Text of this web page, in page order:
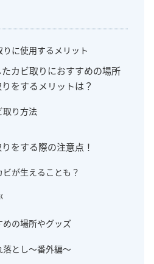
に使用するメリット
カビ取りにおすすめの場所
をするメリットは？
取り方法
をする際の注意点！
が生えることも？
の場所やグッズ
とし～番外編～